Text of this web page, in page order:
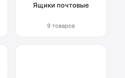
Ящики почтовые
9 товаров